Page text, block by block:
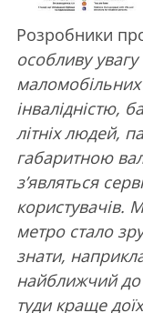
Розробники
особливу
інвалідністю,
літніх людей,
габаритною
з’являться
користувачів.
метро стало
знати,
найближчий до
туди краще